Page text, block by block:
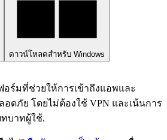
ดาวน์โหลดสำหรับ Windows
อร์มที่ช่วยให้การเข้าถึงแอพและ
อดภัย โดยไม่ต้องใช้ VPN และเน้นการ
บาทผู้ใช้.